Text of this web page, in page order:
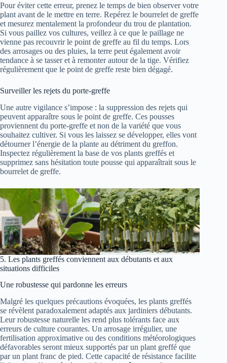
Pour éviter cette erreur, prenez le temps de bien observer votre
plant avant de le mettre en terre. Repérez le bourrelet de greffe
et mesurez mentalement la profondeur du trou de plantation.
Si vous paillez vos cultures, veillez à ce que le paillage ne
vienne pas recouvrir le point de greffe au fil du temps. Lors
des arrosages ou des pluies, la terre peut également avoir
tendance à se tasser et à remonter autour de la tige. Vérifiez
régulièrement que le point de greffe reste bien dégagé.
Surveiller les rejets du porte-greffe
Une autre vigilance s’impose : la suppression des rejets qui
peuvent apparaître sous le point de greffe. Ces pousses
proviennent du porte-greffe et non de la variété que vous
souhaitez cultiver. Si vous les laissez se développer, elles vont
détourner l’énergie de la plante au détriment du greffon.
Inspectez régulièrement la base de vos plants greffés et
supprimez sans hésitation toute pousse qui apparaîtrait sous le
bourrelet de greffe.
5. Les plants greffés conviennent aux débutants et aux
situations difficiles
Une robustesse qui pardonne les erreurs
Malgré les quelques précautions évoquées, les plants greffés
se révèlent paradoxalement adaptés aux jardiniers débutants.
Leur robustesse naturelle les rend plus tolérants face aux
erreurs de culture courantes. Un arrosage irrégulier, une
fertilisation approximative ou des conditions météorologiques
défavorables seront mieux supportés par un plant greffé que
par un plant franc de pied. Cette capacité de résistance facilite